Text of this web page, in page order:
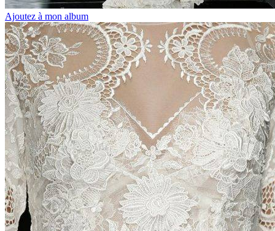
Ajoutez à mon album